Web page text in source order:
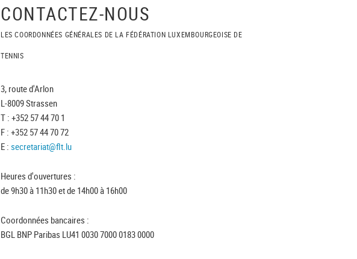
CONTACTEZ-NOUS
LES COORDONNÉES GÉNÉRALES DE LA FÉDÉRATION LUXEMBOURGEOISE DE
TENNIS
3, route d'Arlon
L-8009 Strassen
T : +352 57 44 70 1
F : +352 57 44 70 72
E : secretariat@flt.lu
Heures d'ouvertures :
de 9h30 à 11h30 et de 14h00 à 16h00
Coordonnées bancaires :
BGL BNP Paribas LU41 0030 7000 0183 0000